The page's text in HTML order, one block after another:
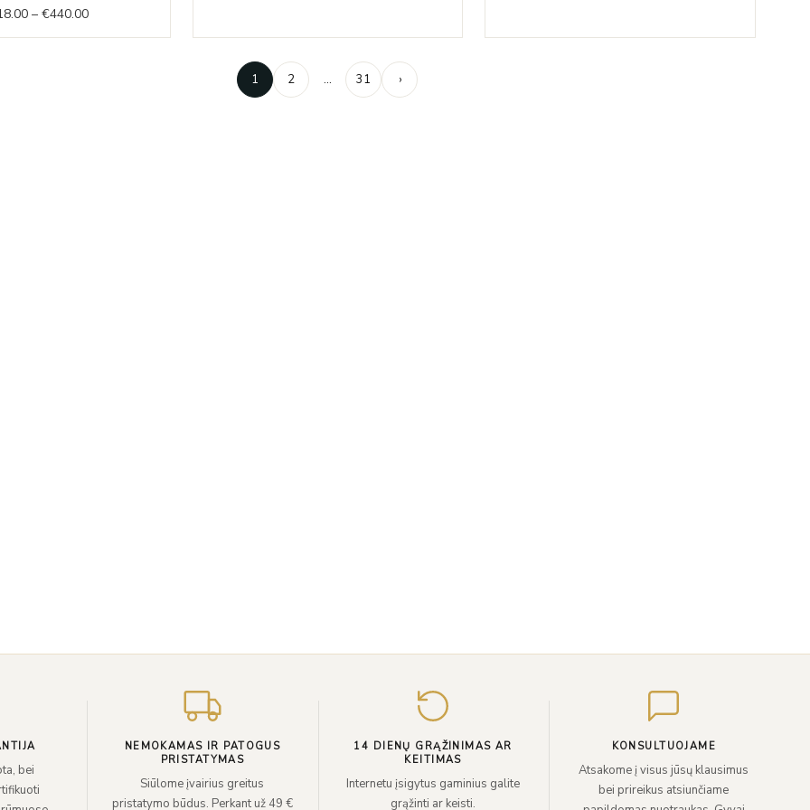
– €440.00€418.00
through
1 2 … 31 ›
bei
NEMOKAMAS IR PATOGUS
PRISTATYMAS
Siūlome įvairius greitus
pristatymo būdus. Perkant už 49 €
14 DIENŲ GRĄŽINIMAS AR
KEITIMAS
Internetu įsigytus gaminius galite
grąžinti ar keisti.
KONSULTUOJAME
Atsakome į visus jūsų klausimus
bei prireikus atsiunčiame